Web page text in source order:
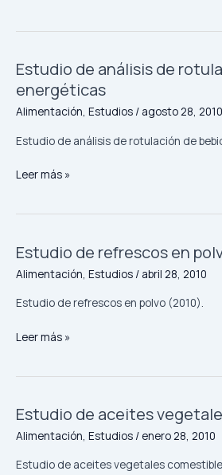
Estudio de análisis de
energéticas
Alimentación, Estudios / agosto 28, 2010
Estudio de análisis de rotulación de
Estudio
de
análisis
de
rotulación
bebidas
Leer más »
Estudio de refrescos en
Alimentación Estudios / abril 28, 2010
Estudio de refrescos en polvo (2010).
Estudio
de
en
Leer más »
Estudio de aceites
Alimentación, Estudios / enero 28, 2010
Estudio de aceites vegetales
Estudio
de
vegetales